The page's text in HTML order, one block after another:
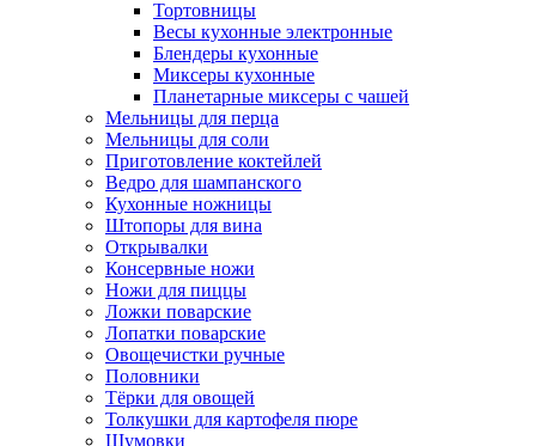
Тортовницы
Весы кухонные электронные
Блендеры кухонные
Миксеры кухонные
Планетарные миксеры с чашей
Мельницы для перца
Мельницы для соли
Приготовление коктейлей
Ведро для шампанского
Кухонные ножницы
Штопоры для вина
Открывалки
Консервные ножи
Ножи для пиццы
Ложки поварские
Лопатки поварские
Овощечистки ручные
Половники
Тёрки для овощей
Толкушки для картофеля пюре
Шумовки